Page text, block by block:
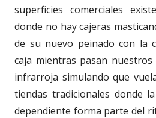
superficies comerciales
donde no hay cajeras
de su nuevo peinado con la
caja mientras pasan
infrarroja simulando que
tiendas tradicionales donde
dependiente forma parte del